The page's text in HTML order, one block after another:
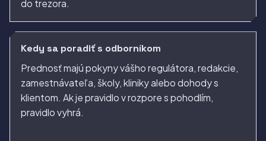
do trezora.
Kedy sa poradiť s odborníkom
Prednosť majú pokyny vášho regulátora, redakcie,
zamestnávateľa, školy, kliniky alebo dohody s
klientom. Ak je pravidlo v rozpore s pohodlím,
pravidlo vyhrá.